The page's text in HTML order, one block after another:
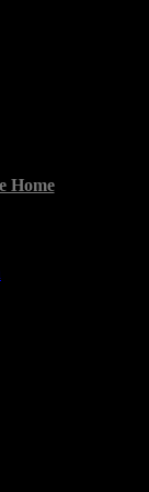
Home